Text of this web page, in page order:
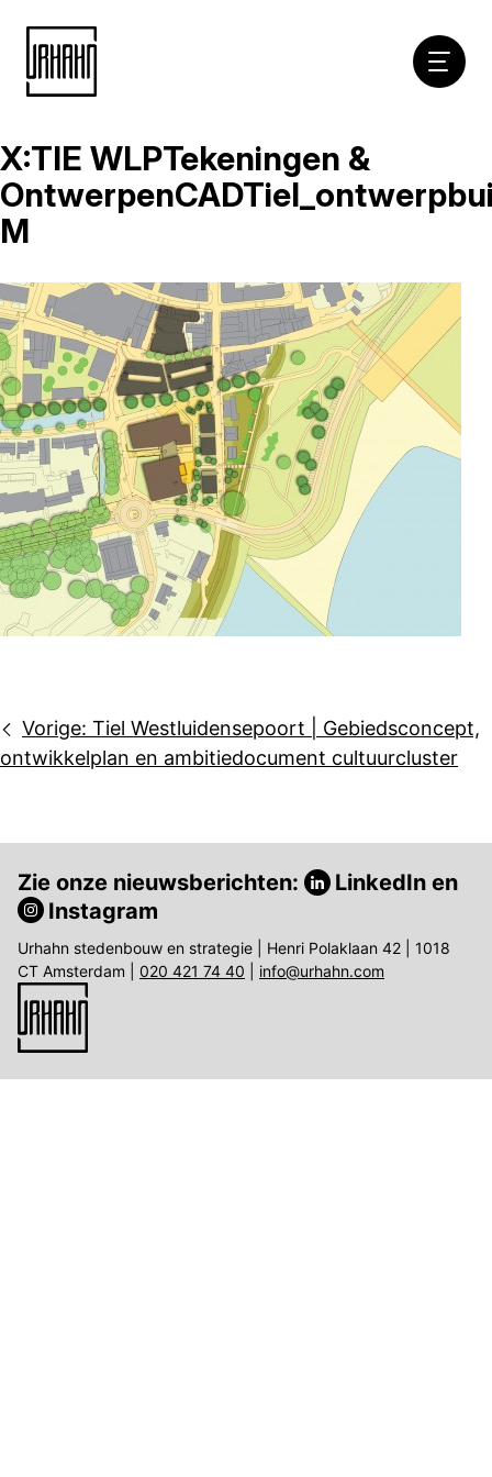
Naar
inhoud
X:TIE WLPTekeningen &
M
Bericht
navigatie
Vorige: Tiel Westluidensepoort | Gebiedsconcept,
ontwikkelplan en ambitiedocument cultuurcluster
Zie onze nieuwsberichten: LinkedIn en
Instagram
Urhahn stedenbouw en strategie | Henri Polaklaan 42 | 1018
CT Amsterdam | 020 421 74 40 info@urhahn.com